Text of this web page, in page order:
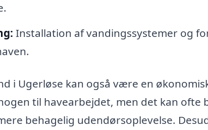
Installation af vandingssystemer og
i Ugerløse kan også være en
til havearbejdet, men det kan ofte
behagelig udendørsoplevelse.